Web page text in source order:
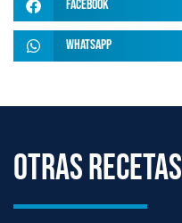
Facebook
WhatsApp
Otras Recetas